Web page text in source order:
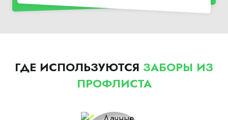
ГДЕ ИСПОЛЬЗУЮТСЯ ЗАБОРЫ ИЗ
ПРОФЛИСТА